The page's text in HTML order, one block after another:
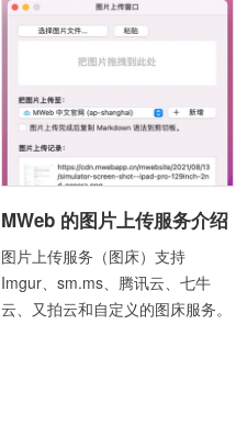
MWeb 的图片上传服务介绍
图片上传服务（图床）支持
Imgur、sm.ms、腾讯云、七牛
云、又拍云和自定义的图床服务。